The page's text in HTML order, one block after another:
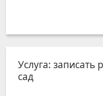
Услуга: записать
сад